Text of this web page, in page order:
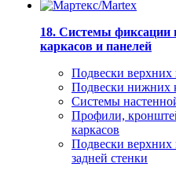
18. Системы фиксации
каркасов и панелей
Подвески верхних
Подвески нижних
Системы
Профили,
каркасов
Подвески верхних
задней стенки